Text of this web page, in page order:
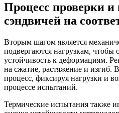
Процесс проверки
сэндвичей на
Вторым шагом является
подвергаются нагрузкам, чтобы
устойчивость к деформациям.
на сжатие, растяжение и изгиб.
процесс, фиксируя нагрузки и
процессе испытаний.
Термические испытания также